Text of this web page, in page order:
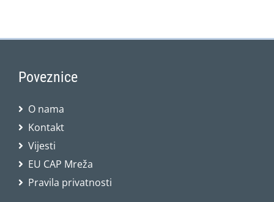
Poveznice
O nama
Kontakt
Vijesti
EU CAP Mreža
Pravila privatnosti